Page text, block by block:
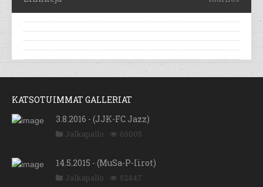
KATSOTUIMMAT GALLERIAT
3.8.2016 - (JJK-FC Jazz)
Jalkapallo 65005
14.5.2015 - (MuSa-P-Iirot)
Jalkapallo 52447